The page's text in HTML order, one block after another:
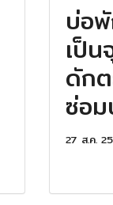
บ่อ
เป็
ดัก
ซ่อม
27 ส.ค.